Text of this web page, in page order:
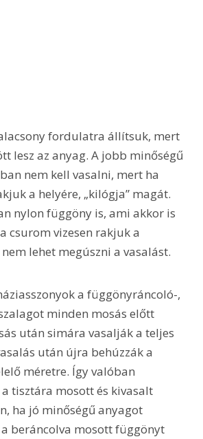
fordulatra állítsuk, mert
lesz az anyag. A jobb minőségű
nem kell vasalni, mert ha
a helyére, „kilógja” magát.
nylon függöny is, ami akkor is
csurom vizesen rakjuk a
lehet megúszni a vasalást.
a függönyráncoló-,
minden mosás előtt
után simára vasalják a teljes
után újra behúzzák a
méretre. Így valóban
tisztára mosott és kivasalt
ha jó minőségű anyagot
beráncolva mosott függönyt